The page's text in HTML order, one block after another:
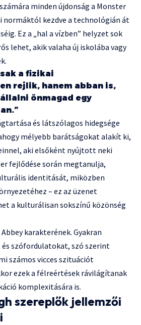
minden újdonság a Monster
normáktól kezdve a technológián át
Ez a „hal a vízben” helyzet sok
lehet, akik valaha új iskolába vagy
a fizikai
rejlik, hanem abban is,
önmagad egy
és látszólagos hidegsége
mélyebb barátságokat alakít ki,
aki elsőként nyújtott neki
fejlődése során megtanulja,
identitását, miközben
– ez az üzenet
a kulturálisan sokszínű közönség
karakterének. Gyakran
szófordulatokat, szó szerint
számos vicces szituációt
ezek a félreértések rávilágítanak
komplexitására is.
szereplők jellemzői